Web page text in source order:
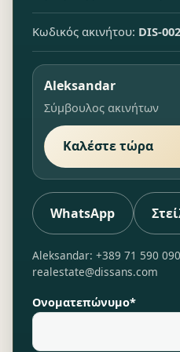
Κωδικός ακινήτου: DIS-
Aleksandar
Σύμβουλος ακινήτων
Καλέστε τώρα
WhatsApp
Aleksandar: +389 71 590 090
realestate@dissans.com
Ονοματεπώνυμο*